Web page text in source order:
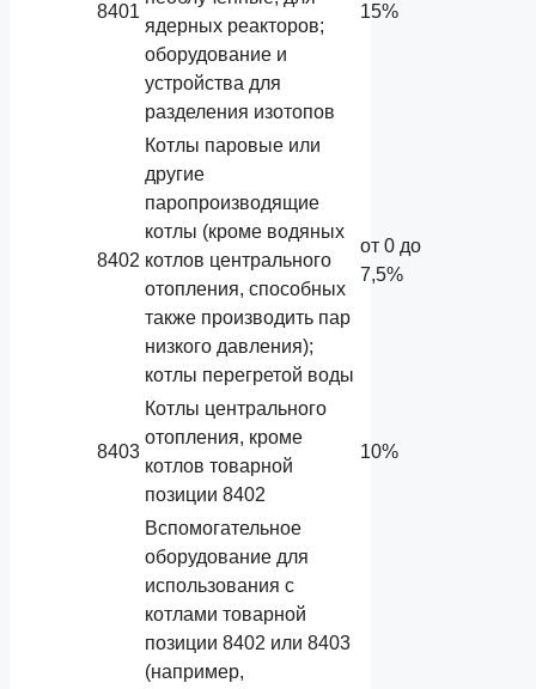
8401
ядерных реакторов;
оборудование и
устройства для
разделения изотопов
15%
8402
Котлы паровые или
другие
паропроизводящие
котлы (кроме водяных
котлов центрального
отопления, способных
также производить пар
низкого давления);
котлы перегретой воды
от 0 до
7,5%
8403
Котлы центрального
отопления, кроме
котлов товарной
позиции 8402
10%
Вспомогательное
оборудование для
использования с
котлами товарной
позиции 8402 или 8403
(например,